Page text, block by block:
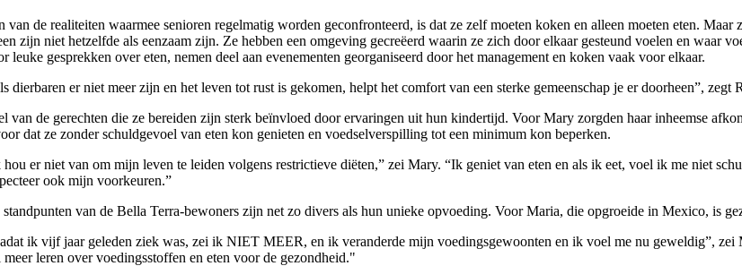
van de realiteiten waarmee senioren regelmatig worden geconfronteerd, is dat ze zelf moeten koken en alleen moeten eten.
zijn niet hetzelfde als eenzaam zijn. Ze hebben een omgeving gecreëerd waarin ze zich door elkaar gesteund voelen en waar
leuke gesprekken over eten, nemen deel aan evenementen georganiseerd door het management en koken vaak voor elkaar.
dierbaren er niet meer zijn en het leven tot rust is gekomen, helpt het comfort van een sterke gemeenschap je er doorheen”, zegt
van de gerechten die ze bereiden zijn sterk beïnvloed door ervaringen uit hun kindertijd. Voor Mary zorgden haar inheemse
dat ze zonder schuldgevoel van eten kon genieten en voedselverspilling tot een minimum kon beperken.
hou er niet van om mijn leven te leiden volgens restrictieve diëten,” zei Mary. “Ik geniet van eten en als ik eet, voel ik me niet
ook mijn voorkeuren.”
standpunten van de Bella Terra-bewoners zijn net zo divers als hun unieke opvoeding. Voor Maria, die opgroeide in Mexico, is
ik vijf jaar geleden ziek was, zei ik NIET MEER, en ik veranderde mijn voedingsgewoonten en ik voel me nu geweldig”, zei
leren over voedingsstoffen en eten voor de gezondheid."